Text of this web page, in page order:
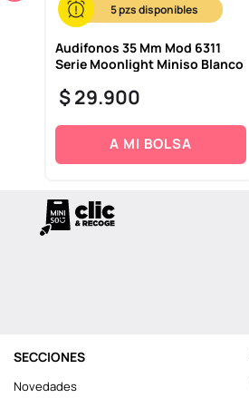
5
Audifonos 35 Mm Mod 6311
Serie Moonlight Miniso Blanco
$29.900
A MI BOLSA
SECCIONES
Novedades